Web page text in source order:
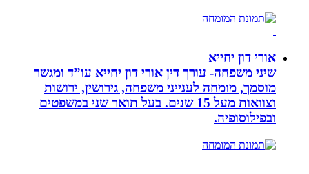
אורי דון יחייא
שיני משפחה- עורך דין אורי דון יחייא עו”ד ומגשר
מוסמך, מומחה לענייני משפחה, גירושין, ירושות
וצוואות מעל 15 שנים. בעל תואר שני במשפטים
ובפילוסופיה.